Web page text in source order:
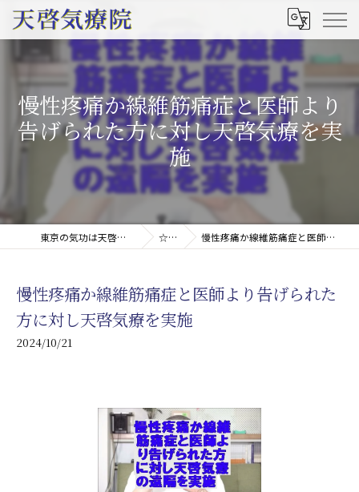
慢性疼痛か線維筋痛症と医師より
告げられた方に対し天啓気療を実
施
東京の気功は天啓気療院(天啓気功療法治療院) ☆ブログ 慢性疼痛か線維筋痛症と医師より告げられた方に対し天啓気療を実施
慢性疼痛か線維筋痛症と医師より告げられた
方に対し天啓気療を実施
2024/10/21